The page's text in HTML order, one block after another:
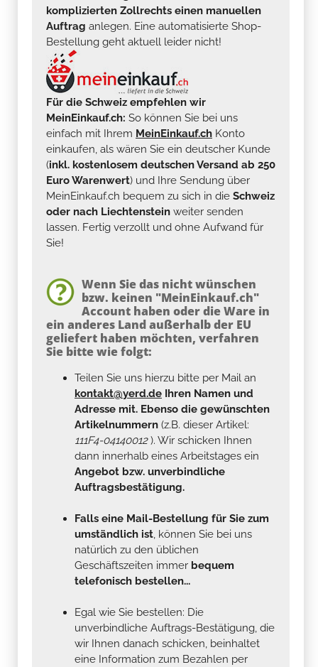
komplizierten Zollrechts einen manuellen
Auftrag anlegen. Eine automatisierte Shop-
Bestellung geht aktuell leider nicht!
Für die Schweiz empfehlen wir
MeinEinkauf.ch: So können Sie bei uns
einfach mit Ihrem MeinEinkauf.ch Konto
einkaufen, als wären Sie ein deutscher Kunde
(inkl. kostenlosem deutschen Versand ab 250
Euro Warenwert) und Ihre Sendung über
MeinEinkauf.ch bequem zu sich in die Schweiz
oder nach Liechtenstein weiter senden
lassen. Fertig verzollt und ohne Aufwand für
Sie!
Wenn Sie das nicht wünschen
bzw. keinen "MeinEinkauf.ch"
Account haben oder die Ware in
ein anderes Land außerhalb der EU
geliefert haben möchten, verfahren
Sie bitte wie folgt:
Teilen Sie uns hierzu bitte per Mail an
kontakt@yerd.de Ihren Namen und
Adresse mit. Ebenso die gewünschten
Artikelnummern (z.B. dieser Artikel:
111F4-04140012). Wir schicken Ihnen
dann innerhalb eines Arbeitstages ein
Angebot bzw. unverbindliche
Auftragsbestätigung.
Falls eine Mail-Bestellung für Sie zum
umständlich ist, können Sie bei uns
natürlich zu den üblichen
Geschäftszeiten immer bequem
telefonisch bestellen...
Egal wie Sie bestellen: Die
unverbindliche Auftrags-Bestätigung, die
wir Ihnen danach schicken, beinhaltet
eine Information zum Bezahlen per